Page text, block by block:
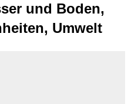
und Boden,
Umwelt